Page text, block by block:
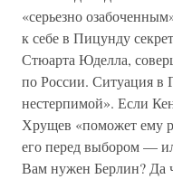
«серьезно
к себе в Пицунду
Стюарта Юделла,
по России. Ситуация в
нестерпимой». Если
Хрущев «поможет ему
его перед выбором —
Вам нужен Берлин? Да